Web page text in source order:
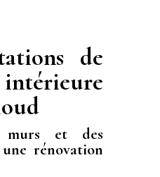
de
murs et des
rénovation